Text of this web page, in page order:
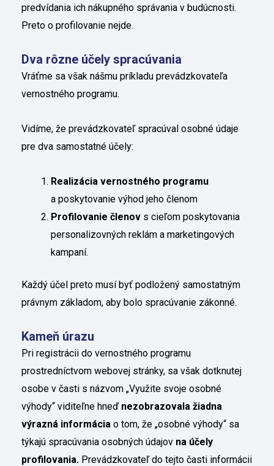
predvídania ich nákupného správania v budúcnosti.
Preto o profilovanie nejde.
Dva rôzne účely spracúvania
Vráťme sa však nášmu príkladu prevádzkovateľa
vernostného programu.
Vidíme, že prevádzkovateľ spracúval osobné údaje
pre dva samostatné účely:
Realizácia vernostného programu
a poskytovanie výhod jeho členom
Profilovanie členov s cieľom poskytovania
personalizovných reklám a marketingových
kampaní.
Každý účel preto musí byť podložený samostatným
právnym základom, aby bolo spracúvanie zákonné.
Kameň úrazu
Pri registrácii do vernostného programu
prostredníctvom webovej stránky, sa však dotknutej
osobe v časti s názvom „Využite svoje osobné
výhody“ viditeľne hneď nezobrazovala žiadna
výrazná informácia o tom, že „osobné výhody“ sa
týkajú spracúvania osobných údajov na účely
profilovania. Prevádzkovateľ do tejto časti informácii